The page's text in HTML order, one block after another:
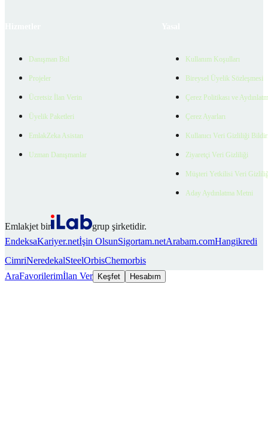
Danışman Bul
Projeler
Ücretsiz İlan Verin
Üyelik Paketleri
EmlakZeka Asistan
Uzman Danışmanlar
Kullanım Koşulları
Bireysel Üyelik Sözleşmesi
Çerez Politikası ve
Çerez Ayarları
Kullanıcı Veri Gizliliği
Ziyaretçi Veri Gizliliği
Müşteri Yetkilisi Veri
Aday Aydınlatma Metni
Emlakjet bir
grup şirketidir.
EndeksaKariyer.netİşin OlsunSigortam.netArabam.comHangikredi
CimriNeredekalSteelOrbisChemorbis
AraFavorilerimİlan Ver Keşfet Hesabım